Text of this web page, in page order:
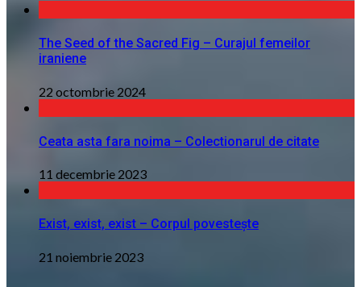
The Seed of the Sacred Fig – Curajul femeilor
iraniene
22 octombrie 2024
Ceata asta fara noima – Colectionarul de citate
11 decembrie 2023
Exist, exist, exist – Corpul povestește
21 noiembrie 2023